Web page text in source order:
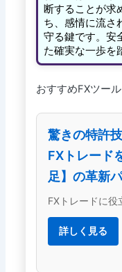
断することが求
ち、感情に流さ
守る鍵です。安
た確実な一歩を
おすすめFXツール
驚きの特許
FXトレード
足】の革新
FXトレードに役
詳しく見る